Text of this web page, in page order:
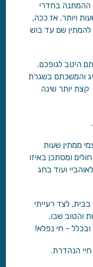
ההמתנה בחדרי
ארוכים מאוד – בין 3 ל-5 שעות ויותר. אז ככה,
להמתין שם עד בוש
היטב לגופכם.
והמשכתם בשגרת
קצת יותר שינה
ממתין שעות
ומסתכן באיזו
ועוד בחג
לצד רעייתי
והטוב שבו.
ובכלל – חי נפלא!
הנהדרת.